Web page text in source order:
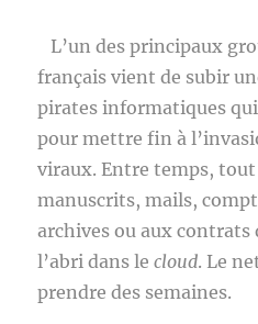
L’un des principaux
français vient de subir
pirates informatiques
pour mettre fin à
viraux. Entre temps,
manuscrits, mails,
archives ou aux contrats
l’abri dans lecloud. Le
prendre des semaines.